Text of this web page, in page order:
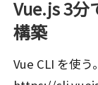
Vue.js 3
構築
Vue CLI を使